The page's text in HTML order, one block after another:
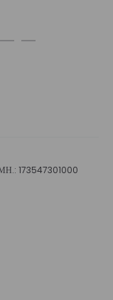
173547301000